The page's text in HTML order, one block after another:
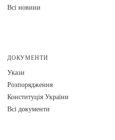
Всі новини
ДОКУМЕНТИ
Укази
Розпорядження
Конституція України
Всі документи